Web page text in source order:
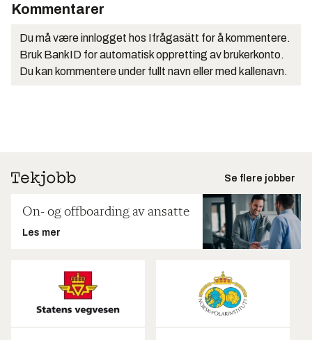
Kommentarer
Du må være innlogget hos Ifrågasätt for å kommentere.
Bruk BankID for automatisk oppretting av brukerkonto.
Du kan kommentere under fullt navn eller med kallenavn.
Se flere jobber
On- og offboarding av ansatte
Les mer